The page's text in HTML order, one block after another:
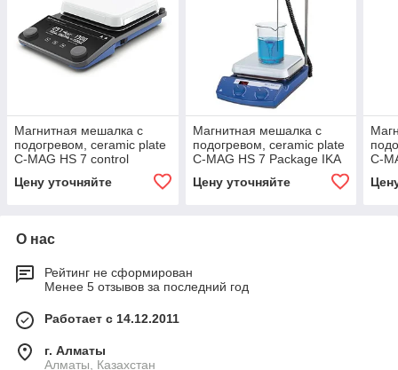
Магнитная мешалка с
подогревом, ceramic plate
C-MAG HS 7 control
Цену уточняйте
Магнитная мешалка с
подогревом, ceramic plate
C-MAG HS 7 Package IKA
Цену уточняйте
C-
О нас
Рейтинг не сформирован
Менее 5 отзывов за последний год
Работает с 14.12.2011
г. Алматы
Алматы, Казахстан